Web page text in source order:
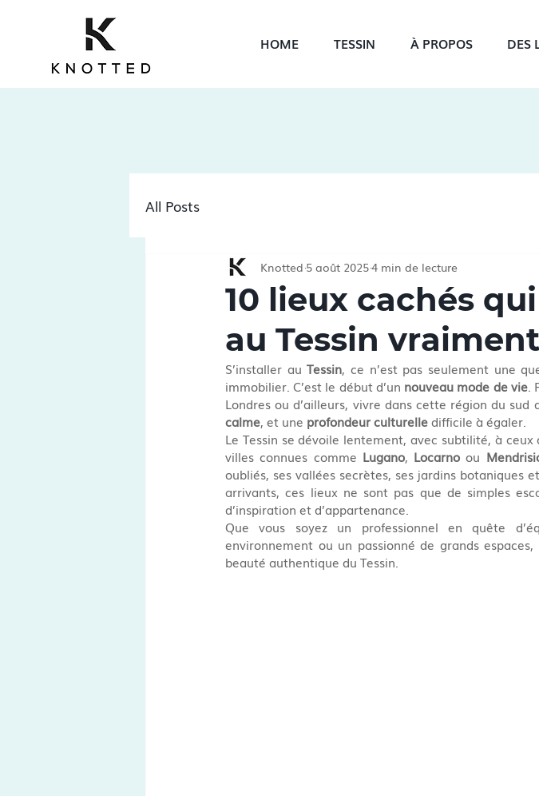
HOME TESSIN À PROPOS DES
All Posts
10 lieux cachés
au Tessin
Knotted 5 août 20254 min de lecture
S’installer au Tessin, ce n’est pas seulement une
immobilier. C’est le début d’un nouveau mode de vie.
Londres ou d’ailleurs, vivre dans cette région du sud
calme, et une profondeur culturelle difficile à égaler.
Le Tessin se dévoile lentement, avec subtilité, à
villes connues comme Lugano, Locarno ou
oubliés, ses vallées secrètes, ses jardins botaniques
arrivants, ces lieux ne sont pas que de simples
d’inspiration et d’appartenance.
Que vous soyez un professionnel en quête
environnement ou un passionné de grands
beauté authentique du Tessin.